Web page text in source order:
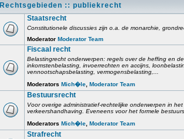
Rechtsgebieden :: publiekrecht
Staatsrecht
Constitutionele discussies zijn o.a. de monarchie,
Moderator Moderator Team
Fiscaal recht
Belastingrecht onderwerpen: regels over de heffing en
inkomstenbelasting, invoerrechten en accijns,
vennootschapsbelasting, vermogensbelasting,...
Moderators Mich�le Moderator Team
Bestuursrecht
Voor overige administratief-rechtelijke onderwerpen in
verkeershandhaving. Eveneens voor het formele
Moderators Mich�le Moderator Team
Strafrecht